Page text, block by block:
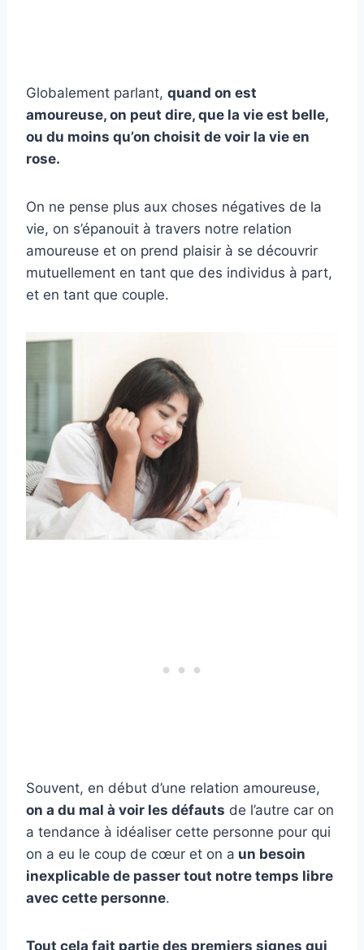
Globalement parlant, quand on est
amoureuse, on peut dire, que la vie est belle,
ou du moins qu’on choisit de voir la vie en
rose.
On ne pense plus aux choses négatives de la
vie, on s’épanouit à travers notre relation
amoureuse et on prend plaisir à se découvrir
mutuellement en tant que des individus à part,
et en tant que couple.
Souvent, en début d’une relation amoureuse,
on a du mal à voir les défauts de l’autre car on
a tendance à idéaliser cette personne pour qui
on a eu le coup de cœur et on a un besoin
inexplicable de passer tout notre temps libre
avec cette personne.
Tout cela fait partie des premiers signes qui